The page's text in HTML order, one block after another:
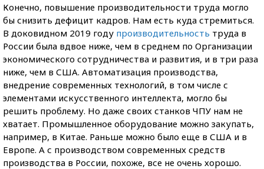
Конечно, повышение производительности труда могло
бы снизить дефицит кадров. Нам есть куда стремиться.
В доковидном 2019 году производительность труда в
России была вдвое ниже, чем в среднем по Организации
экономического сотрудничества и развития, и в три раза
ниже, чем в США. Автоматизация производства,
внедрение современных технологий, в том числе с
элементами искусственного интеллекта, могло бы
решить проблему. Но даже своих станков ЧПУ нам не
хватает. Промышленное оборудование можно закупать,
например, в Китае. Раньше можно было еще в США и в
Европе. А с производством современных средств
производства в России, похоже, все не очень хорошо.